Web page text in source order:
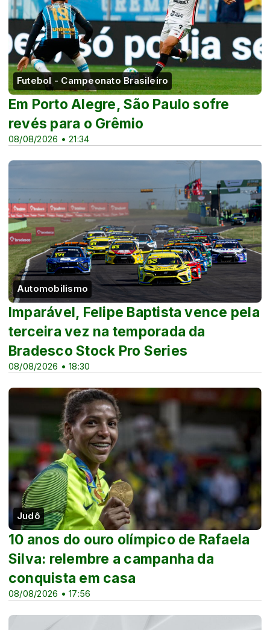
Futebol - Campeonato Brasileiro
08/08/2026 • 21:34
Em Porto Alegre, São Paulo sofre
revés para o Grêmio
Automobilismo
08/08/2026 • 18:30
Imparável, Felipe Baptista vence pela
terceira vez na temporada da
Bradesco Stock Pro Series
Judô
08/08/2026 • 17:56
10 anos do ouro olímpico de Rafaela
Silva: relembre a campanha da
conquista em casa